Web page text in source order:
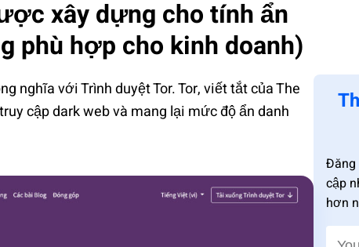
xây dựng cho tính ẩn
phù hợp cho kinh doanh)
nghĩa với Trình duyệt Tor. Tor, viết tắt của The
cập dark web và mang lại mức độ ẩn danh
Đăng
cập
hơn